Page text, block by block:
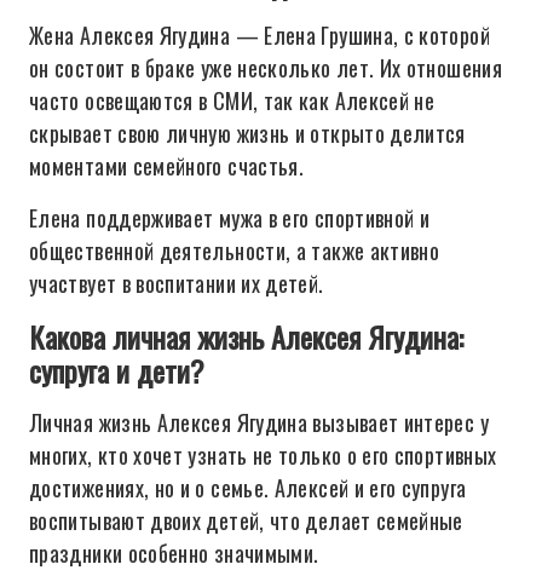
Жена Алексея Ягудина — Елена Грушина, с которой
он состоит в браке уже несколько лет. Их отношения
часто освещаются в СМИ, так как Алексей не
скрывает свою личную жизнь и открыто делится
моментами семейного счастья.
Елена поддерживает мужа в его спортивной и
общественной деятельности, а также активно
участвует в воспитании их детей.
Какова личная жизнь Алексея Ягудина:
супруга и дети?
Личная жизнь Алексея Ягудина вызывает интерес у
многих, кто хочет узнать не только о его спортивных
достижениях, но и о семье. Алексей и его супруга
воспитывают двоих детей, что делает семейные
праздники особенно значимыми.